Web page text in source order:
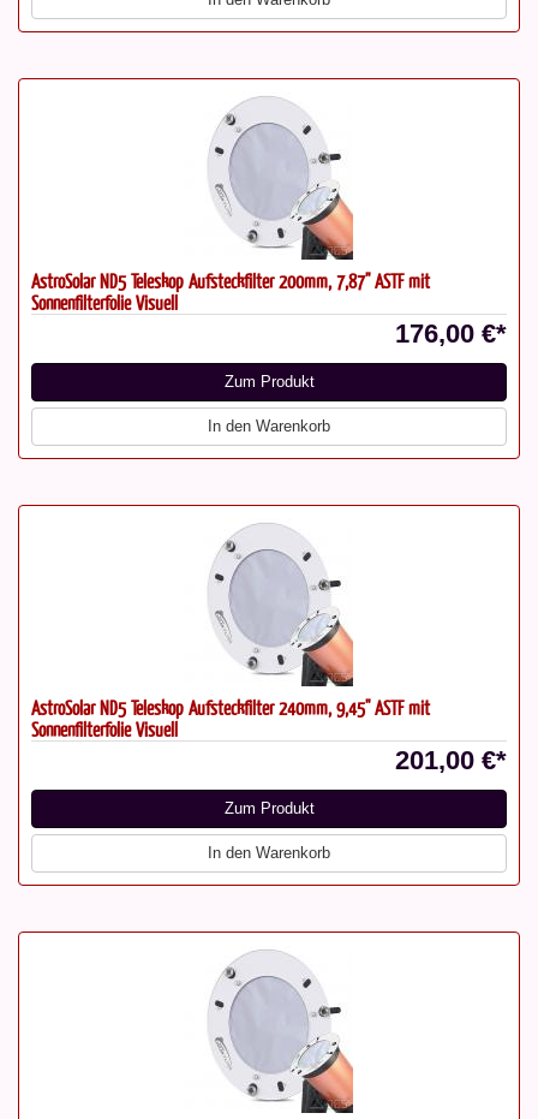
AstroSolar ND5 Teleskop Aufsteckfilter 200mm, 7,87" ASTF mit
Sonnenfilterfolie Visuell
176,00 €*
Zum Produkt
In den Warenkorb
AstroSolar ND5 Teleskop Aufsteckfilter 240mm, 9,45" ASTF mit
Sonnenfilterfolie Visuell
201,00 €*
Zum Produkt
In den Warenkorb